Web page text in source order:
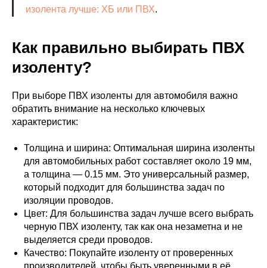
изолента лучше: ХБ или ПВХ.
Как правильно выбирать ПВХ
изоленту?
При выборе ПВХ изоленты для автомобиля важно
обратить внимание на несколько ключевых
характеристик:
Толщина и ширина: Оптимальная ширина изоленты
для автомобильных работ составляет около 19 мм,
а толщина — 0.15 мм. Это универсальный размер,
который подходит для большинства задач по
изоляции проводов.
Цвет: Для большинства задач лучше всего выбрать
черную ПВХ изоленту, так как она незаметна и не
выделяется среди проводов.
Качество: Покупайте изоленту от проверенных
производителей, чтобы быть уверенными в её